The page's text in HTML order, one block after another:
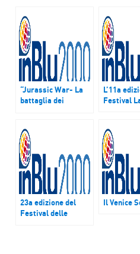
“Jurassic War- La
battaglia dei
L’11a
Festival
23a edizione del
Festival delle
Il Venice